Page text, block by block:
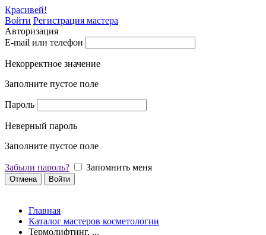
Красивей!
Войти Регистрация мастера
Авторизация
E-mail или телефон
Некорректное значение
Заполните пустое поле
Пароль
Неверный пароль
Заполните пустое поле
Забыли пароль? Запомнить меня
Отмена Войти
Главная
Каталог мастеров косметологии
Термолифтинг, ...